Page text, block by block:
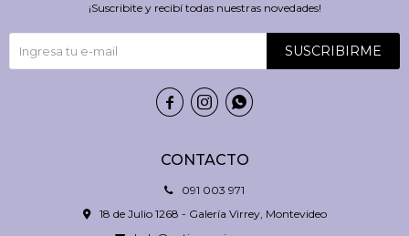
CONTACTO
091 003 971
18 de Julio 1268 - Galería Virrey, Montevideo
¡Suscribite y recibí todas nuestras novedades!
SUSCRIBIRME
  